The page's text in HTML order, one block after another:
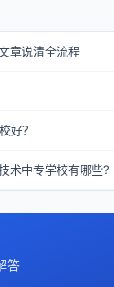
章说清全流程
好？
术中专学校有哪些?
答